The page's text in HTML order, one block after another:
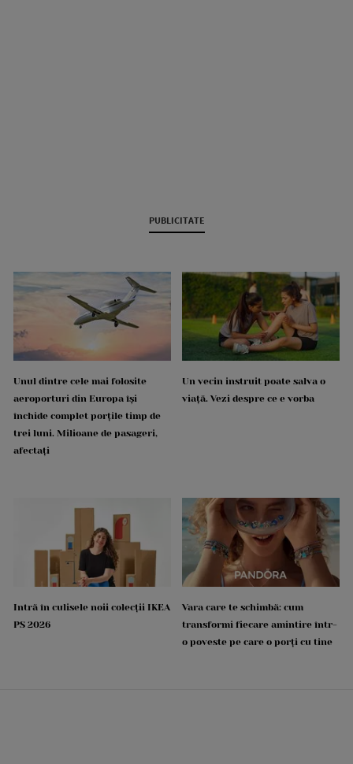
PUBLICITATE
Unul dintre cele mai folosite
aeroporturi din Europa își
închide complet porțile timp de
trei luni. Milioane de pasageri,
afectați
Un vecin instruit poate salva o
viață. Vezi despre ce e vorba
Intră în culisele noii colecții IKEA
PS 2026
Vara care te schimbă: cum
transformi fiecare amintire într-
o poveste pe care o porți cu tine